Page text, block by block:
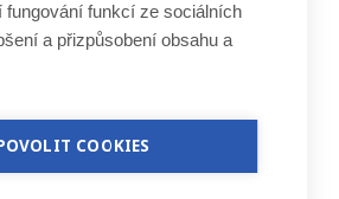
pečeti. Původně patřily
písemné zprávy z roku
mezi léty 1330 až 1714
na Starém Brně.
fungování funkcí ze sociálních
a přizpůsobení obsahu a
COOKIES